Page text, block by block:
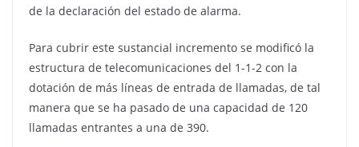
de la declaración del estado de alarma.
Para cubrir este sustancial incremento se modificó la
estructura de telecomunicaciones del 1-1-2 con la
dotación de más líneas de entrada de llamadas, de tal
manera que se ha pasado de una capacidad de 120
llamadas entrantes a una de 390.